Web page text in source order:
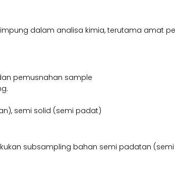
dalam analisa kimia, terutama amat
pemusnahan sample
semi solid (semi padat)
subsampling bahan semi padatan